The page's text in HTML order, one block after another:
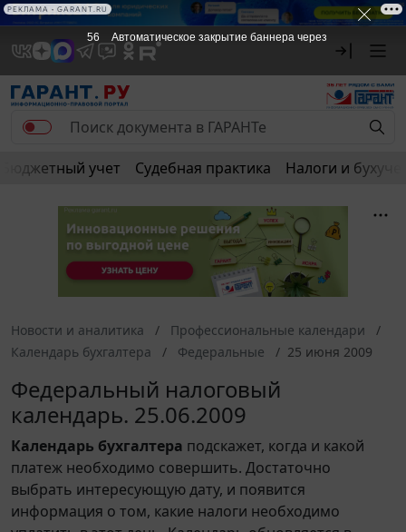
Бюджетный учет Судебная практика Налоги и
Новости и аналитика
Профессиональные календари
Календарь бухгалтера
Федеральные 25 июня 2009
Федеральный налоговый
календарь. 25.06.2009
Календарь бухгалтера подскажет, когда и какой
платеж необходимо совершить. Достаточно
выбрать интересующую дату, и появится
информация о том, какие налоги необходимо
56 Автоматическое закрытие баннера через
РЕКЛАМА • GARANT.RU